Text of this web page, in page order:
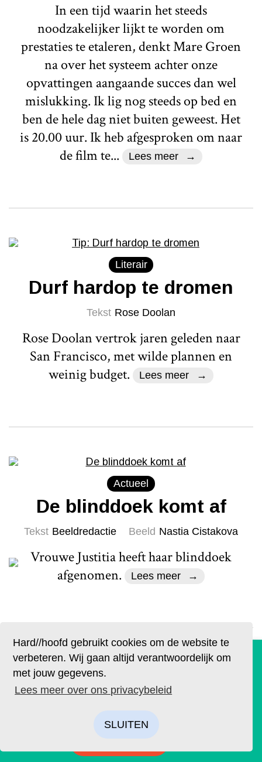
Hard//hoofd gebruikt cookies om de website te
verbeteren. Wij gaan altijd verantwoordelijk om
met jouw gegevens.
Lees meer over ons privacybeleid
SLUITEN
In een tijd waarin het steeds
noodzakelijker lijkt te worden om
prestaties te etaleren, denkt Mare Groen
na over het systeem achter onze
opvattingen aangaande succes dan wel
mislukking. Ik lig nog steeds op bed en
ben de hele dag niet buiten geweest. Het
is 20.00 uur. Ik heb afgesproken om naar
de film te...
Lees meer
Literair
Durf hardop te dromen
Tekst Rose Doolan
Rose Doolan vertrok jaren geleden naar
San Francisco, met wilde plannen en
weinig budget.
Lees meer
Actueel
De blinddoek komt af
Tekst Beeldredactie Beeld Nastia Cistakova
Vrouwe Justitia heeft haar blinddoek
afgenomen.
Lees meer
Columns & Commentaar
Trudy Kunz Beeld
'Arme mammie, sorry mammie!', hoort
De geruchten zijn waar. Lees Hard//hoofd nu ook op
papier!
Bestel op tijd je eigen exemplaar van de eerste editie, met
als thema: ‘Ik’. We hebben drie covers ontworpen. Kies je